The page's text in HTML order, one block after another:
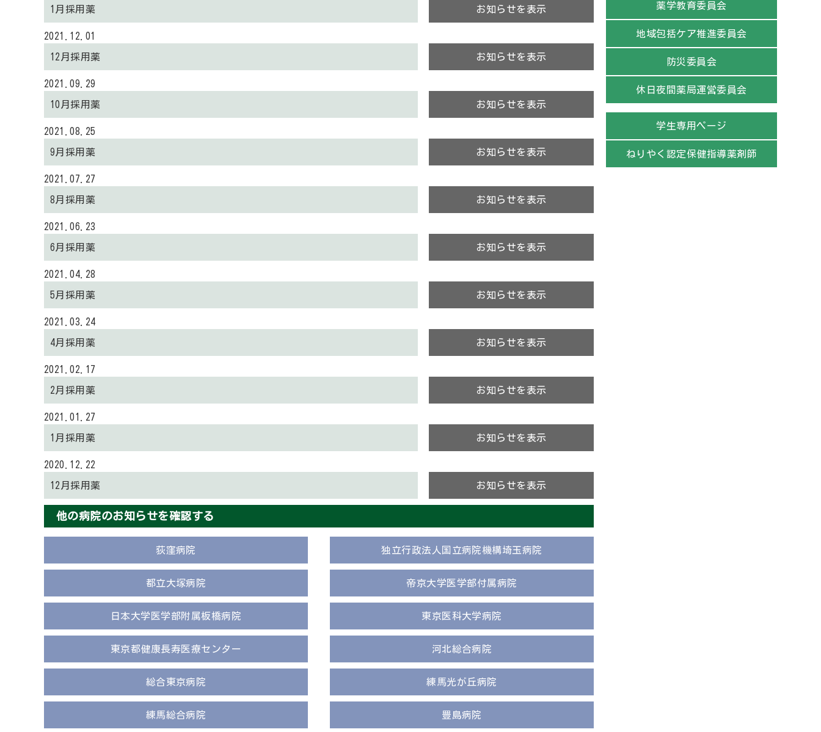
1月採用薬 お知らせを表示
2021.12.01
12月採用薬 お知らせを表示
2021.09.29
10月採用薬 お知らせを表示
2021.08.25
9月採用薬 お知らせを表示
2021.07.27
8月採用薬 お知らせを表示
2021.06.23
6月採用薬 お知らせを表示
2021.04.28
5月採用薬 お知らせを表示
2021.03.24
4月採用薬 お知らせを表示
2021.02.17
2月採用薬 お知らせを表示
2021.01.27
1月採用薬 お知らせを表示
2020.12.22
12月採用薬 お知らせを表示
他の病院のお知らせを確認する
荻窪病院 独立行政法人国立病院機構埼玉病院
都立大塚病院 帝京大学医学部付属病院
日本大学医学部附属板橋病院 東京医科大学病院
東京都健康長寿医療センター 河北総合病院
総合東京病院 練馬光が丘病院
練馬総合病院 豊島病院
薬学教育委員会
地域包括ケア推進委員会
防災委員会
休日夜間薬局運営委員会
学生専用ページ
ねりやく認定保健指導薬剤師